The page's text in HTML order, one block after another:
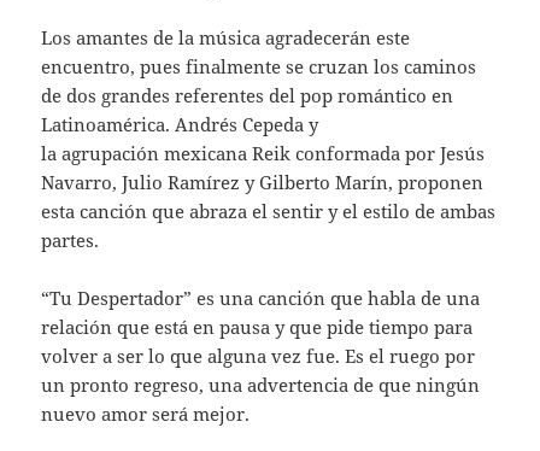
Los amantes de la música agradecerán este
encuentro, pues finalmente se cruzan los caminos
de dos grandes referentes del pop romántico en
Latinoamérica. Andrés Cepeda y
la agrupación mexicana Reik conformada por Jesús
Navarro, Julio Ramírez y Gilberto Marín, proponen
esta canción que abraza el sentir y el estilo de ambas
partes.
“Tu Despertador” es una canción que habla de una
relación que está en pausa y que pide tiempo para
volver a ser lo que alguna vez fue. Es el ruego por
un pronto regreso, una advertencia de que ningún
nuevo amor será mejor.